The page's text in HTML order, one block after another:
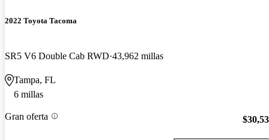
2022 Toyota Tacoma
SR5 V6 Double Cab RWD 43,962 millas
Tampa, FL
6 millas
Gran oferta